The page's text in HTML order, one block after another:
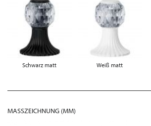
Schwarz matt Weiß matt
MASSZEICHNUNG (MM)